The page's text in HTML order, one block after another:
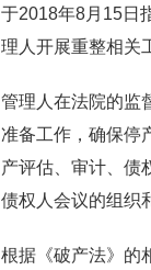
于2018年8月15日
理人开展重整相关
管理人在法院的监
准备工作，确保停
产评估、审计、债
债权人会议的组织
根据《破产法》的